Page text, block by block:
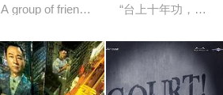
A group of friends in Hong Kong's elite
“台上十年功，台